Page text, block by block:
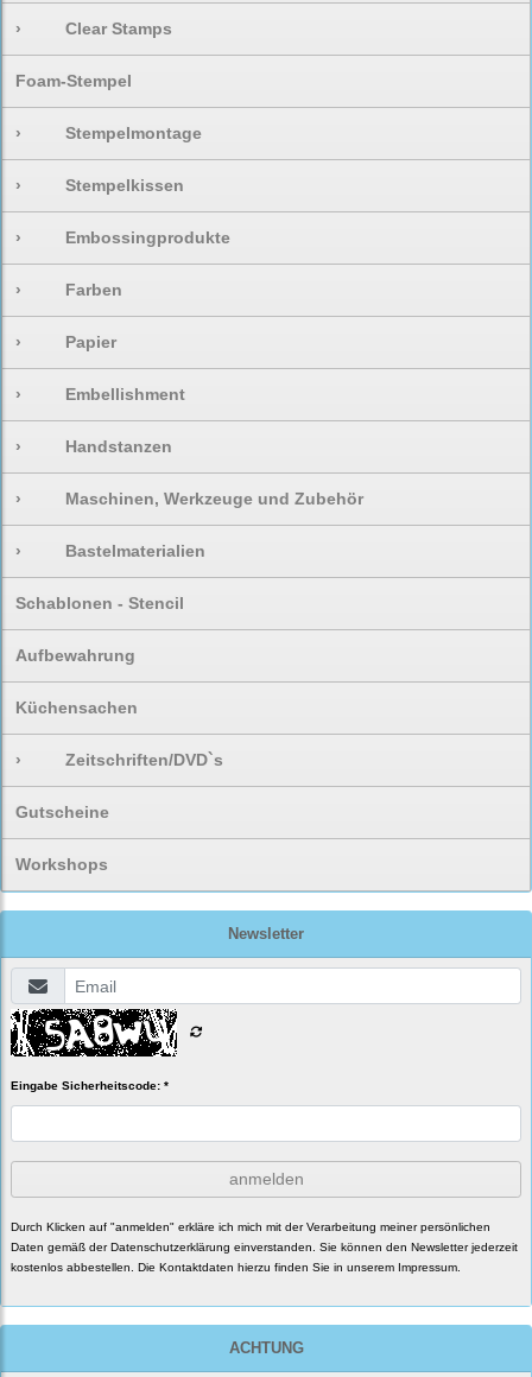
› Clear Stamps
Foam-Stempel
› Stempelmontage
› Stempelkissen
› Embossingprodukte
› Farben
› Papier
› Embellishment
› Handstanzen
› Maschinen, Werkzeuge und Zubehör
› Bastelmaterialien
Schablonen - Stencil
Aufbewahrung
Küchensachen
› Zeitschriften/DVD`s
Gutscheine
Workshops
Newsletter
Eingabe Sicherheitscode: *
anmelden
Durch Klicken auf "anmelden" erkläre ich mich mit der Verarbeitung meiner persönlichen
Daten gemäß der Datenschutzerklärung einverstanden. Sie können den Newsletter jederzeit
kostenlos abbestellen. Die Kontaktdaten hierzu finden Sie in unserem Impressum.
ACHTUNG